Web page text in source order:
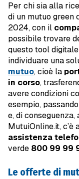
Per chi sia alla
di un mutuo green
2024, con il
possibile trovare
questo tool
individuare una
mutuo, cioè la
in corso,
avere condizioni
esempio,
e, di
MutuiOnline.it,
assistenza
verde 800 99 99
Le offerte di